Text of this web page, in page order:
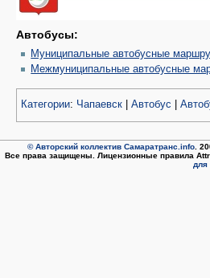
Автобусы:
Муниципальные автобусные
Межмуниципальные автобусные
Категории: Чапаевск Автобус
© Авторский коллектив Самаратранс.info .
Все права защищены. Лицензионные правила
для